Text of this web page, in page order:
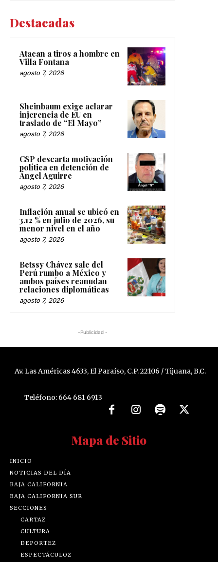
Destacadas
Atacan a tiros a hombre en
Villa Fontana
agosto 7, 2026
Sheinbaum exige aclarar
injerencia de EU en
traslado de “El Mayo”
agosto 7, 2026
CSP descarta motivación
política en detención de
Ángel Aguirre
agosto 7, 2026
Inflación anual se ubicó en
3.12 % en julio de 2026, su
menor nivel en el año
agosto 7, 2026
Betssy Chávez sale del
Perú rumbo a México y
ambos países reanudan
relaciones diplomáticas
agosto 7, 2026
-Publicidad -
Av. Las Américas 4633, El Paraíso, C.P. 22106 / Tijuana, B.C.
Teléfono: 664 681 6913
Mapa de Sitio
INICIO
NOTICIAS DEL DÍA
BAJA CALIFORNIA
BAJA CALIFORNIA SUR
SECCIONES
CARTAZ
CULTURA
DEPORTEZ
ESPECTÁCULOZ